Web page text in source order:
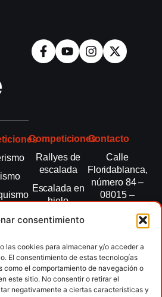
consentimiento
las cookies para almacenar y/o acceder a
El consentimiento de estas tecnologías
como el comportamiento de navegación o
este sitio. No consentir o retirar el
negativamente a ciertas características y
Competiciones
Rallyes de
escalada
Escalada en
hielo
Esquí de
Marcha
Nórdica
Raquetas de
nieve
Contacto
Calle
Floridablanca,
número 84 –
08015 –
fedme@fedme.es
934 264 267